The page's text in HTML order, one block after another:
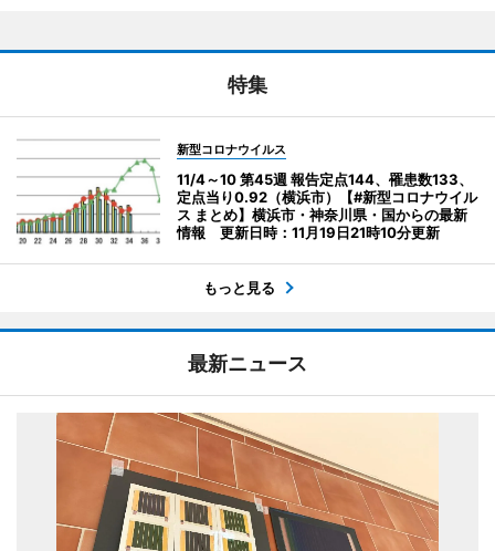
特集
新型コロナウイルス
11/4～10 第45週 報告定点144、罹患数133、
定点当り0.92（横浜市）【#新型コロナウイル
ス まとめ】横浜市・神奈川県・国からの最新
情報 更新日時：11月19日21時10分更新
もっと見る
最新ニュース